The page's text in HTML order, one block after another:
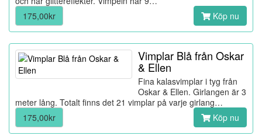
175,00kr
Köp nu
Vimplar Blå från Oskar
& Ellen
Fina kalasvimplar i tyg från
Oskar & Ellen. Girlangen är 3
meter lång. Totalt finns det 21 vimplar på varje girlang…
175,00kr
Köp nu